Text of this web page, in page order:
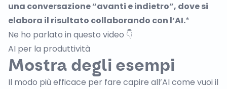
una conversazione “avanti e indietro”, dove si
elabora il risultato collaborando con l’AI.*
Ne ho parlato in questo video 👇
AI per la produttività
Mostra degli esempi
Il modo più efficace per fare capire all’AI come vuoi il